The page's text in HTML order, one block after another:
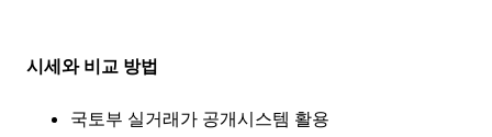
시세와 비교 방법
국토부 실거래가 공개시스템 활용